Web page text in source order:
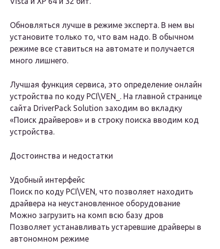
Обновляться лучше в режиме эксперта. В нем вы
установите только то, что вам надо. В обычном
режиме все ставиться на автомате и получается
много лишнего.
Лучшая функция сервиса, это определение онлайн
устройства по коду PCI\VEN_. На главной странице
сайта DriverPack Solution заходим во вкладку
«Поиск драйверов» и в строку поиска вводим код
устройства.
Достоинства и недостатки
Удобный интерфейс
Поиск по коду PCI\VEN, что позволяет находить
драйвера на неустановленное оборудование
Можно загрузить на комп всю базу дров
Позволяет устанавливать устаревшие драйверы в
автономном режиме